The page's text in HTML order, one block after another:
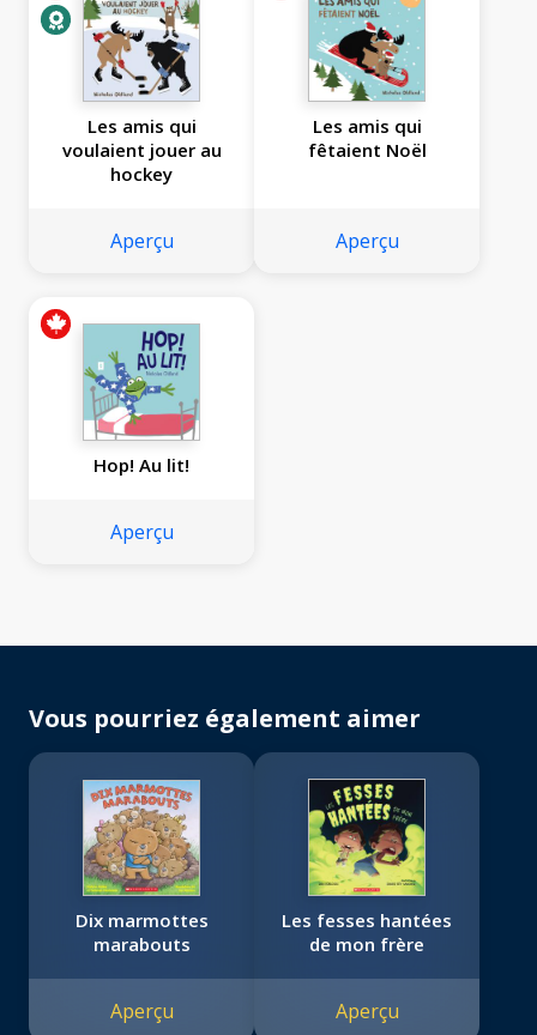
Les amis qui
voulaient jouer au
hockey
Aperçu
Les amis qui
fêtaient Noël
Aperçu
Hop! Au lit!
Aperçu
Vous pourriez également aimer
Dix marmottes
marabouts
Aperçu
Les fesses hantées
de mon frère
Aperçu